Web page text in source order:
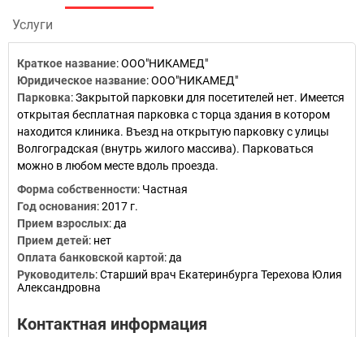
Услуги
Краткое название:ООО"НИКАМЕД"
Юридическое название:ООО"НИКАМЕД"
Парковка:Закрытой парковки для посетителей нет. Имеется
открытая бесплатная парковка с торца здания в котором
находится клиника. Въезд на открытую парковку с улицы
Волгоградская (внутрь жилого массива). Парковаться
можно в любом месте вдоль проезда.
Форма собственности: Частная
Год основания:2017 г.
Прием взрослых: да
Прием детей: нет
Оплата банковской картой: да
Руководитель:Старший врач Екатеринбурга Терехова Юлия
Александровна
Контактная информация